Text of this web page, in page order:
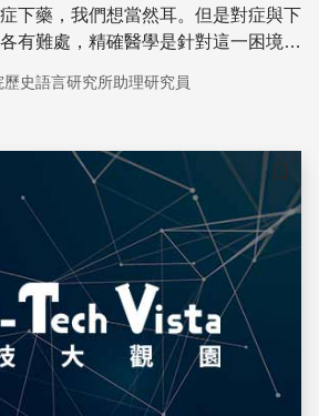
下藥，我們想當然耳。但是對症與下
有難處，精確醫學是針對這一困境形
史語言研究所助理研究員
儲存